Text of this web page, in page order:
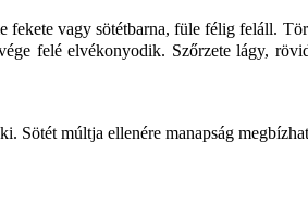
vagy sötétbarna, füle félig feláll.
felé elvékonyodik. Szőrzete lágy,
Sötét múltja ellenére manapság